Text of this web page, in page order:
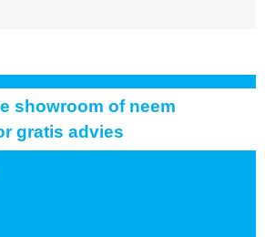
showroom of neem
gratis advies